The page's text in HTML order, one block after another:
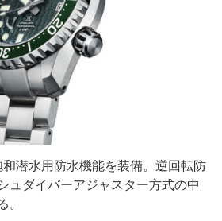
潜水用防水機能を装備。逆回転防
ュダイバーアジャスター方式の中
。